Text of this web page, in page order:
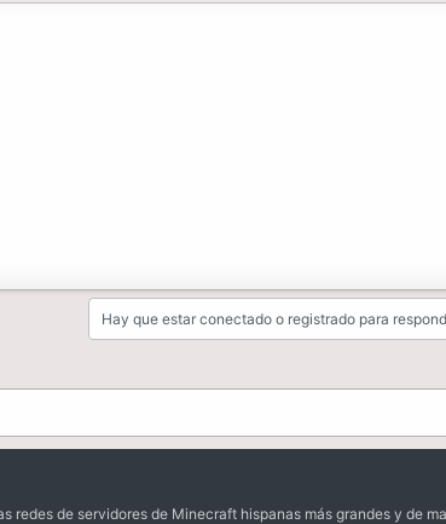
Hay que estar conectado o registrado para
redes de servidores de Minecraft hispanas más grandes y de